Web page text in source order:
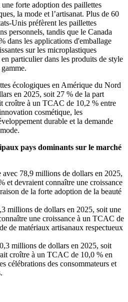
forte adoption des paillettes
la mode et l’artisanat. Plus de 60
Unis préfèrent les paillettes
personnels, tandis que le Canada
dans les applications d'emballage
sur les microplastiques
particulier dans les produits de style
écologiques en Amérique du Nord
en 2025, soit 27 % de la part
croître à un TCAC de 10,2 % entre
cosmétique, les
durable et la demande
pays dominants sur le marché
avec 78,9 millions de dollars en 2025,
et devraient connaître une croissance
de la forte adoption de la beauté
millions de dollars en 2025, soit une
une croissance à un TCAC de
de matériaux artisanaux respectueux
millions de dollars en 2025, soit
croître à un TCAC de 10,0 % en
célébrations des consommateurs et